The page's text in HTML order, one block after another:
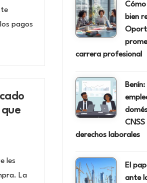
pagos
les
La
bien
carrera profesional
derechos laborales
El
ante